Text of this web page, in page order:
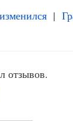
|
отзывов.